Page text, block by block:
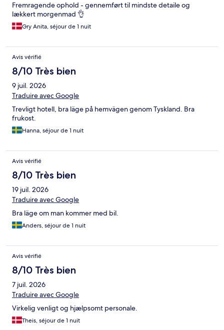
Fremragende ophold - gennemført til mindste detaile og
lækkert morgenmad 👌
Gry Anita, séjour de 1 nuit
Avis vérifié
8/10 Très bien
9 juil. 2026
Traduire avec Google
Trevligt hotell, bra läge på hemvägen genom Tyskland. Bra
frukost.
Hanna, séjour de 1 nuit
Avis vérifié
8/10 Très bien
19 juil. 2026
Traduire avec Google
Bra läge om man kommer med bil.
Anders, séjour de 1 nuit
Avis vérifié
8/10 Très bien
7 juil. 2026
Traduire avec Google
Virkelig venligt og hjælpsomt personale.
Theis, séjour de 1 nuit